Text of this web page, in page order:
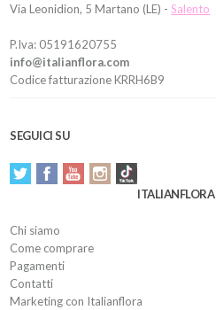
Via Leonidion, 5 Martano (LE) -Salento
P.Iva: 05191620755
info@italianflora.com
Codice fatturazione KRRH6B9
SEGUICI SU
ITALIANFLORA
Chi siamo
Come comprare
Pagamenti
Contatti
Marketing con Italianflora